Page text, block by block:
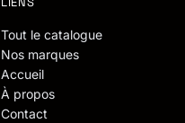
Tout le catalogue
Nos marques
Accueil
À propos
Contact